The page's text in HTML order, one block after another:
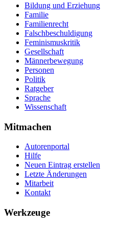
Bildung und Erziehung
Familie
Familienrecht
Falschbeschuldigung
Feminismuskritik
Gesellschaft
Männerbewegung
Personen
Politik
Ratgeber
Sprache
Wissenschaft
Mitmachen
Autorenportal
Hilfe
Neuen Eintrag erstellen
Letzte Änderungen
Mitarbeit
Kontakt
Werkzeuge